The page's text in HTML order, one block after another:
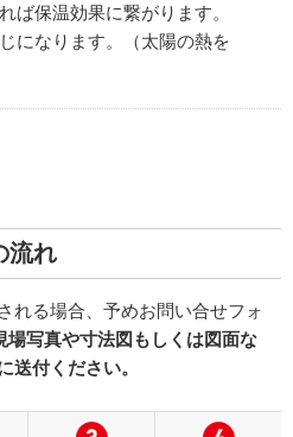
ば保温効果に繋がります。
になります。（太陽の熱を
流れ
れる場合、予めお問い合せフォ
場写真や寸法図もしくは図面な
送付ください。